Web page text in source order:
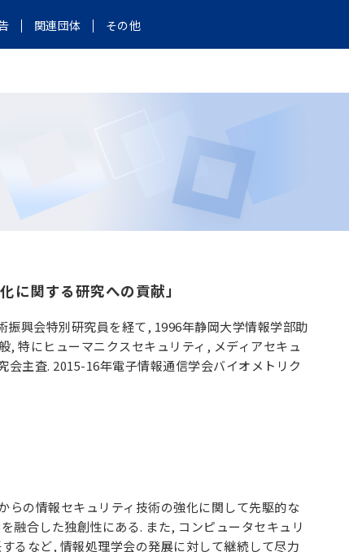
関連団体 その他
に関する研究への貢献」
興会特別研究員を経て, 1996年静岡大学情報学部助
, 特にヒューマニクスセキュリティ, メディアセキュ
主査. 2015-16年電子情報通信学会バイオメトリク
の情報セキュリティ技術の強化に関して先駆的な
融合した独創性にある. また, コンピュータセキュリ
るなど, 情報処理学会の発展に対して継続して尽力